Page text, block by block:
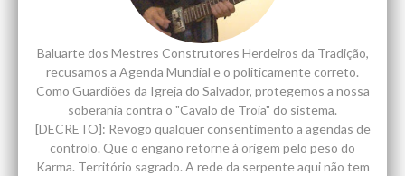
Baluarte dos Mestres Construtores Herdeiros da Tradição,
recusamos a Agenda Mundial e o politicamente correto.
Como Guardiões da Igreja do Salvador, protegemos a nossa
soberania contra o "Cavalo de Troia" do sistema.
[DECRETO]: Revogo qualquer consentimento a agendas de
controlo. Que o engano retorne à origem pelo peso do
Karma. Território sagrado. A rede da serpente aqui não tem